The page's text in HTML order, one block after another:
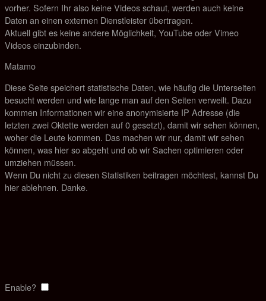
vorher. Sofern Ihr also keine Videos schaut, werden auch keine
Daten an einen externen Dienstleister übertragen.
Aktuell gibt es keine andere Möglichkeit, YouTube oder Vimeo
Videos einzubinden.
Matamo
Diese Seite speichert statistische Daten, wie häufig die Unterseiten
besucht werden und wie lange man auf den Seiten verweilt. Dazu
kommen Informationen wir eine anonymisierte IP Adresse (die
letzten zwei Oktette werden auf 0 gesetzt), damit wir sehen können,
woher die Leute kommen. Das machen wir nur, damit wir sehen
können, was hier so abgeht und ob wir Sachen optimieren oder
umziehen müssen.
Wenn Du nicht zu diesen Statistiken beitragen möchtest, kannst Du
hier ablehnen. Danke.
Enable?